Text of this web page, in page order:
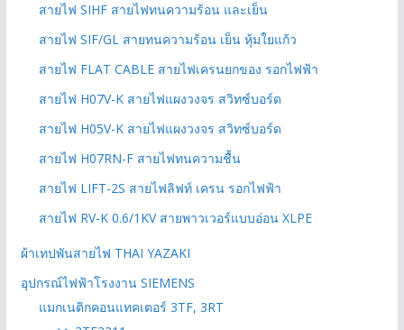
สายไฟ SIHF สายไฟทนความร้อน และเย็น
สายไฟ SIF/GL สายทนความร้อน เย็น หุ้มใยแก้ว
สายไฟ FLAT CABLE สายไฟเครนยกของ รอกไฟฟ้า
สายไฟ H07V-K สายไฟแผงวงจร สวิทซ์บอร์ด
สายไฟ H05V-K สายไฟแผงวงจร สวิทซ์บอร์ด
สายไฟ H07RN-F สายไฟทนความชื้น
สายไฟ LIFT-2S สายไฟลิฟท์ เครน รอกไฟฟ้า
สายไฟ RV-K 0.6/1KV สายพาวเวอร์แบบอ่อน XLPE
ผ้าเทปพันสายไฟ THAI YAZAKI
อุปกรณ์ไฟฟ้าโรงงาน SIEMENS
แมกเนติกคอนแทคเตอร์ 3TF, 3RT